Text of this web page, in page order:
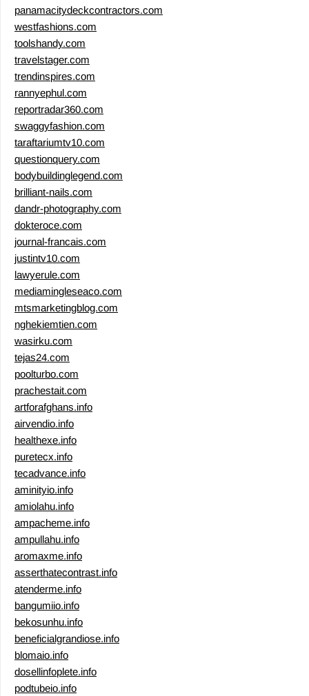
panamacitydeckcontractors.com
westfashions.com
toolshandy.com
travelstager.com
trendinspires.com
rannyephul.com
reportradar360.com
swaggyfashion.com
taraftariumtv10.com
questionquery.com
bodybuildinglegend.com
brilliant-nails.com
dandr-photography.com
dokteroce.com
journal-francais.com
justintv10.com
lawyerule.com
mediamingleseaco.com
mtsmarketingblog.com
nghekiemtien.com
wasirku.com
tejas24.com
poolturbo.com
prachestait.com
artforafghans.info
airvendio.info
healthexe.info
puretecx.info
tecadvance.info
aminityio.info
amiolahu.info
ampacheme.info
ampullahu.info
aromaxme.info
asserthatecontrast.info
atenderme.info
bangumiio.info
bekosunhu.info
beneficialgrandiose.info
blomaio.info
dosellinfoplete.info
podtubeio.info